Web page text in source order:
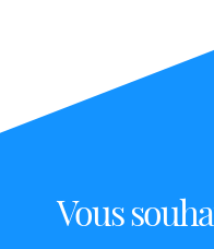
Vous